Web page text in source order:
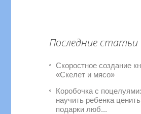
Последние статьи
Скоростное создание
«Скелет и мясо»
Коробочка с
научить ребенка
подарки люб...